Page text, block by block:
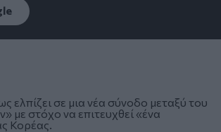
σε μια νέα σύνοδο μεταξύ του
με στόχο να επιτευχθεί «ένα
Κορέας.